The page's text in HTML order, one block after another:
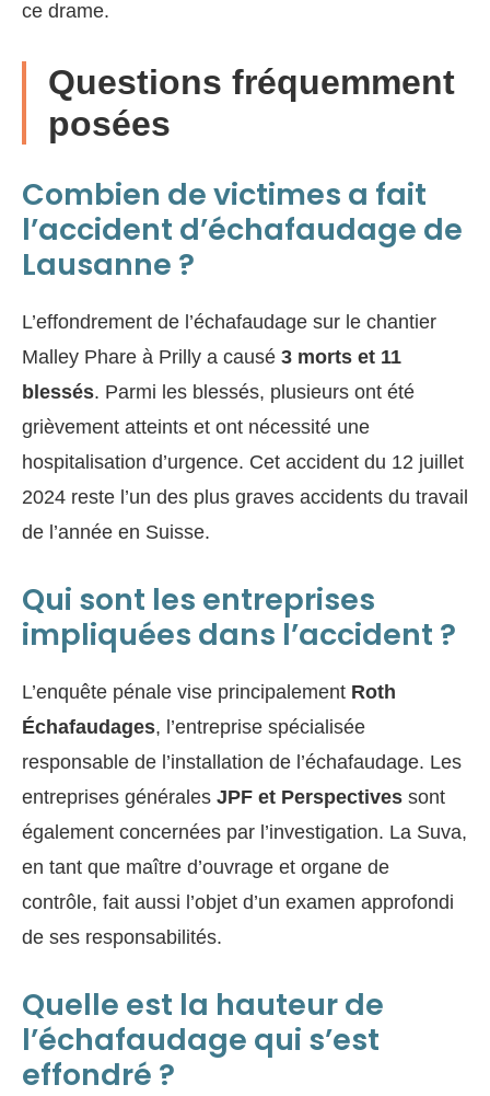
ce drame.
Questions fréquemment
posées
Combien de victimes a fait
l’accident d’échafaudage de
Lausanne ?
L’effondrement de l’échafaudage sur le chantier
Malley Phare à Prilly a causé 3 morts et 11
blessés. Parmi les blessés, plusieurs ont été
grièvement atteints et ont nécessité une
hospitalisation d’urgence. Cet accident du 12 juillet
2024 reste l’un des plus graves accidents du travail
de l’année en Suisse.
Qui sont les entreprises
impliquées dans l’accident ?
L’enquête pénale vise principalement Roth
Échafaudages, l’entreprise spécialisée
responsable de l’installation de l’échafaudage. Les
entreprises générales JPF et Perspectives sont
également concernées par l’investigation. La Suva,
en tant que maître d’ouvrage et organe de
contrôle, fait aussi l’objet d’un examen approfondi
de ses responsabilités.
Quelle est la hauteur de
l’échafaudage qui s’est
effondré ?